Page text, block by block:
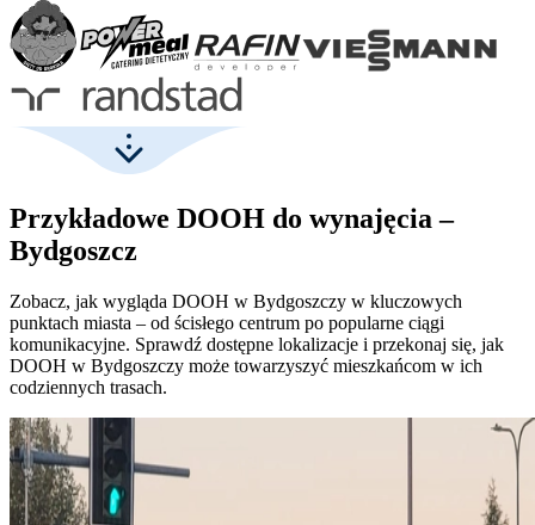
Przykładowe DOOH do wynajęcia –
Bydgoszcz
Zobacz, jak wygląda DOOH w Bydgoszczy w kluczowych
punktach miasta – od ścisłego centrum po popularne ciągi
komunikacyjne. Sprawdź dostępne lokalizacje i przekonaj się, jak
DOOH w Bydgoszczy może towarzyszyć mieszkańcom w ich
codziennych trasach.